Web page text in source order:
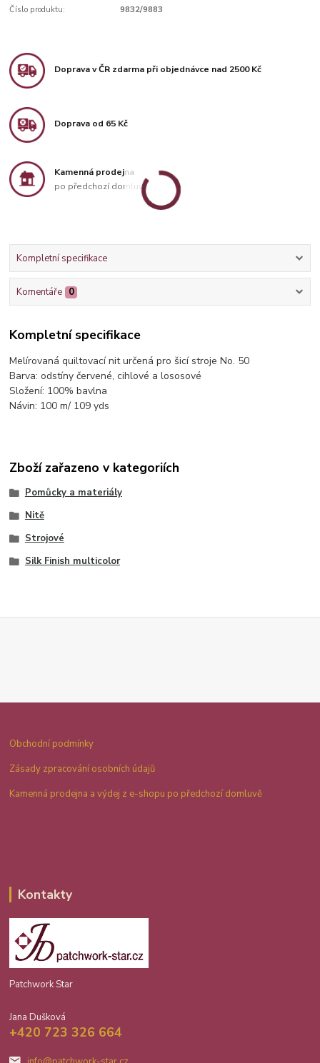
Číslo produktu: 9832/9883
Doprava v ČR zdarma při objednávce nad 2500 Kč
Doprava od 65 Kč
Kamenná prodejna
po předchozí domluvě
Kompletní specifikace
Komentáře 0
Kompletní specifikace
Melírovaná quiltovací nit určená pro šicí stroje No. 50
Barva: odstíny červené, cihlové a lososové
Složení: 100% bavlna
Návin: 100 m/ 109 yds
Zboží zařazeno v kategoriích
Pomůcky a materiály
Nitě
Strojové
Silk Finish multicolor
Obchodní podmínky
Zásady zpracování osobních údajů
Kamenná prodejna a výdej z e-shopu po předchozí domluvě
Kontakty
Patchwork Star
Jana Dušková
+420 723 326 664